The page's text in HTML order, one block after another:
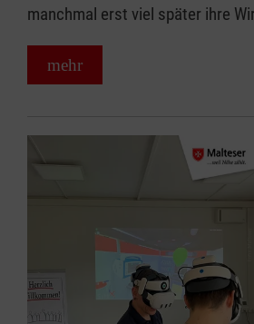
manchmal erst viel später ihre
mehr